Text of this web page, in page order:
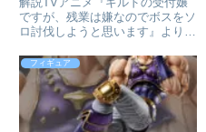
1/4[フリーイング]が予約受
付中
ですが、残業は嫌なのでボスをソ
ロ討伐しようと思います』より、
オリジナルのバニースーツ姿で登
場です。バニースーツのカラーリ
ングはオフホワイトを基調とし、
各所にフリルやリボンをあしら
っ...
フィギュア